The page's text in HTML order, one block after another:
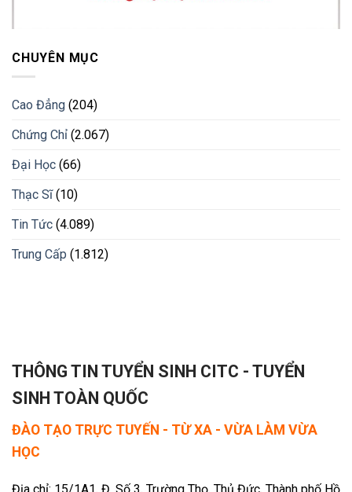
CHUYÊN MỤC
Cao Đẳng (204)
Chứng Chỉ (2.067)
Đại Học (66)
Thạc Sĩ(10)
Tin Tức (4.089)
Trung Cấp (1.812)
THÔNG TIN TUYỂN SINH CITC - TUYỂN
SINH TOÀN QUỐC
ĐÀO TẠO TRỰC TUYẾN - TỪ XA - VỪA LÀM VỪA
HỌC